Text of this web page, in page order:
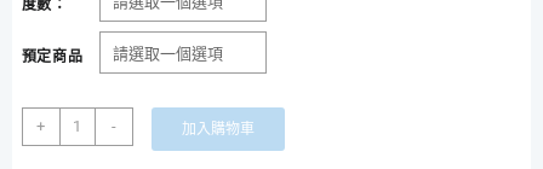
度數：
預定商品
+
拋
- 加入購物車